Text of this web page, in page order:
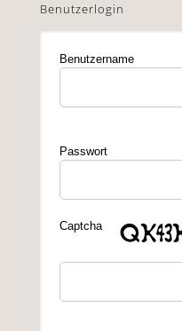
Benutzerlogin
Benutzername
Passwort
Captcha